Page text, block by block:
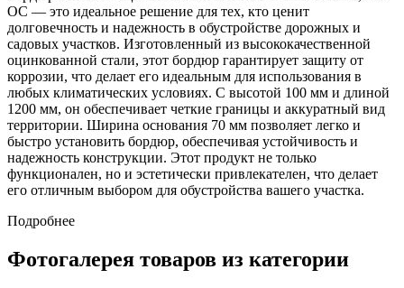
ОС — это идеальное решение для тех, кто ценит
долговечность и надежность в обустройстве дорожных и
садовых участков. Изготовленный из высококачественной
оцинкованной стали, этот бордюр гарантирует защиту от
коррозии, что делает его идеальным для использования в
любых климатических условиях. С высотой 100 мм и длиной
1200 мм, он обеспечивает четкие границы и аккуратный вид
территории. Ширина основания 70 мм позволяет легко и
быстро установить бордюр, обеспечивая устойчивость и
надежность конструкции. Этот продукт не только
функционален, но и эстетически привлекателен, что делает
его отличным выбором для обустройства вашего участка.
Подробнее
Фотогалерея товаров из категории